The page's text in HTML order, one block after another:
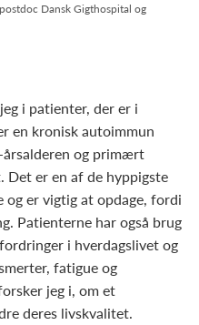
Dansk Gigthospital og
i patienter, der er i
en kronisk autoimmun
og primært
Det er en af de hyppigste
er vigtig at opdage, fordi
Patienterne har også brug
i hverdagslivet og
fatigue og
jeg i, om et
deres livskvalitet.